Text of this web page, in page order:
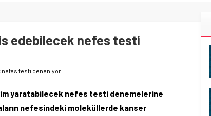
edebilecek nefes testi
nefes testi deneniyor
yaratabilecek nefes testi denemelerine
nefesindeki moleküllerde kanser